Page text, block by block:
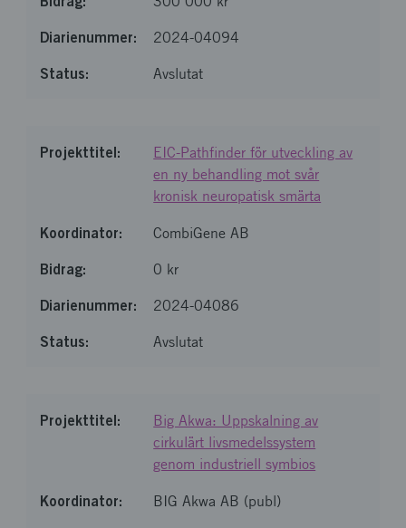
2024-04094
Avslutat
EIC-Pathfinder för utveckling av
en ny behandling mot svår
kronisk neuropatisk smärta
CombiGene AB
0 kr
2024-04086
Avslutat
Big Akwa: Uppskalning av
cirkulärt livsmedelssystem
genom industriell symbios
BIG Akwa AB (publ)